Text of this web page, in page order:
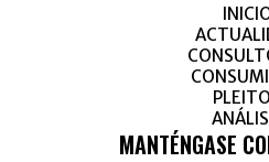
MANTÉNGASE